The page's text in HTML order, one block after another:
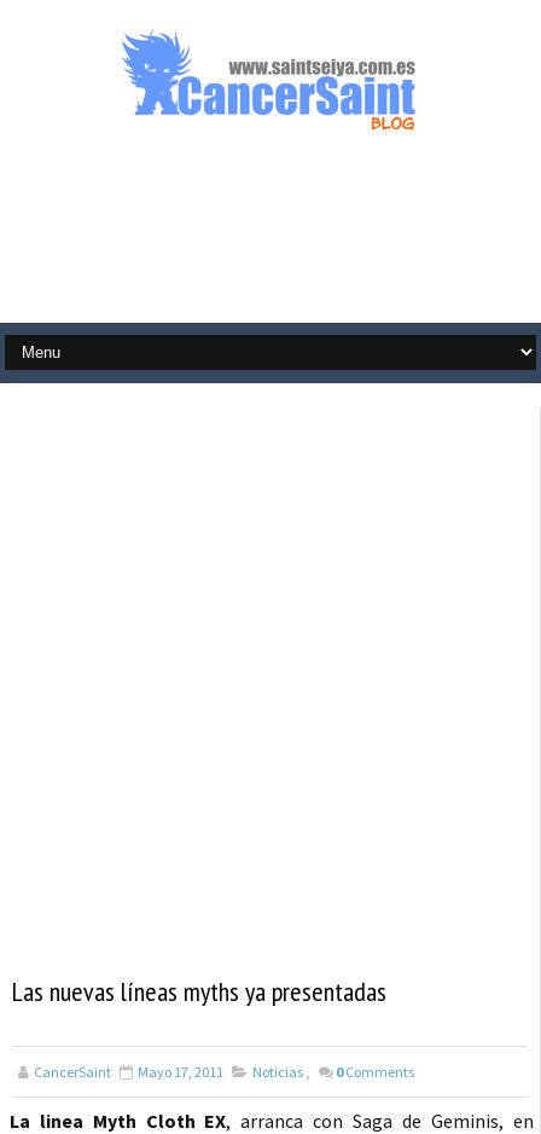
Las nuevas líneas myths ya presentadas
CancerSaint Mayo 17, 2011 Noticias , 0 Comments
La linea Myth Cloth EX, arranca con Saga de Geminis, en